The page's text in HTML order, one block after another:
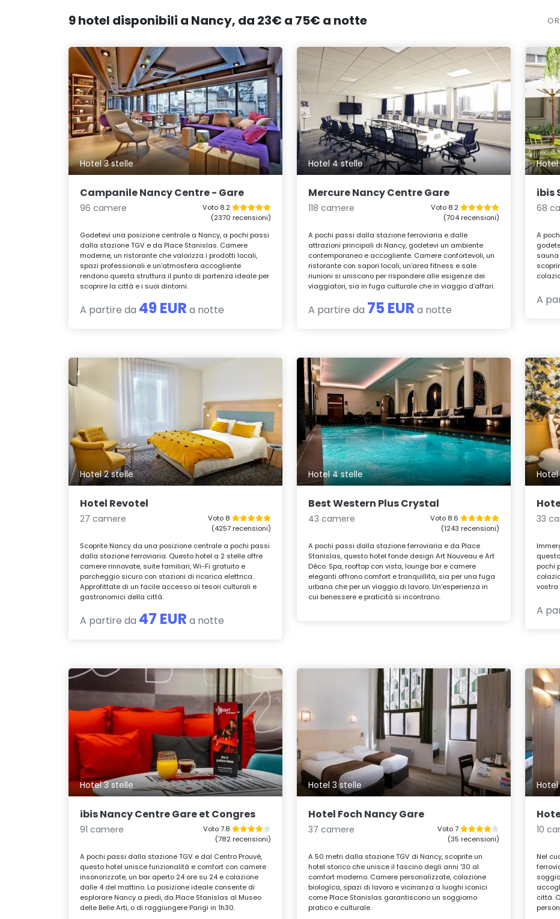
9 hotel disponibili a Nancy, da 23€ a 75€ a notte
Hotel 3 stelle
Campanile Nancy Centre - Gare
96 camere
Voto 8.2
(2370 recensioni)
Godetevi una posizione centrale a Nancy, a pochi passi
dalla stazione TGV e da Place Stanislas. Camere
moderne, un ristorante che valorizza i prodotti locali,
spazi professionali e un’atmosfera accogliente
rendono questa struttura il punto di partenza ideale per
scoprire la città e i suoi dintorni.
A partire da 49 EUR a notte
Hotel 4 stelle
Mercure Nancy Centre Gare
118 camere
Voto 8.2
(704 recensioni)
A pochi passi dalla stazione ferroviaria e dalle
attrazioni principali di Nancy, godetevi un ambiente
contemporaneo e accogliente. Camere confortevoli, un
ristorante con sapori locali, un’area fitness e sale
riunioni si uniscono per rispondere alle esigenze dei
viaggiatori, sia in fuga culturale che in viaggio d’affari.
A partire da 75 EUR a notte
ibis
68
A
sauna
A
Hotel 2 stelle
Hotel Revotel
27 camere
Voto 8
(4257 recensioni)
Scoprite Nancy da una posizione centrale a pochi passi
dalla stazione ferroviaria. Questo hotel a 2 stelle offre
camere rinnovate, suite familiari, Wi-Fi gratuito e
parcheggio sicuro con stazioni di ricarica elettrica.
Approfittate di un facile accesso ai tesori culturali e
gastronomici della città.
A partire da 47 EUR a notte
Hotel 4 stelle
Best Western Plus Crystal
43 camere
Voto 8.6
(1243 recensioni)
A pochi passi dalla stazione ferroviaria e da Place
Stanislas, questo hotel fonde design Art Nouveau e Art
Déco. Spa, rooftop con vista, lounge bar e camere
eleganti offrono comfort e tranquillità, sia per una fuga
urbana che per un viaggio di lavoro. Un’esperienza in
cui benessere e praticità si incontrano.
33
pochi
A
Hotel 3 stelle
ibis Nancy Centre Gare et Congres
91 camere
Voto 7.8
(782 recensioni)
A pochi passi dalla stazione TGV e dal Centro Prouvé,
questo hotel unisce funzionalità e comfort con camere
insonorizzate, un bar aperto 24 ore su 24 e colazione
dalle 4 del mattino. La posizione ideale consente di
esplorare Nancy a piedi, da Place Stanislas al Museo
delle Belle Arti, o di raggiungere Parigi in 1h30.
Hotel 3 stelle
Hotel Foch Nancy Gare
37 camere
Voto 7
(35 recensioni)
A 50 metri dalla stazione TGV di Nancy, scoprite un
hotel storico che unisce il fascino degli anni '30 al
comfort moderno. Camere personalizzate, colazione
biologica, spazi di lavoro e vicinanza a luoghi iconici
come Place Stanislas garantiscono un soggiorno
pratico e culturale.
Hotel
10
Nel
città.